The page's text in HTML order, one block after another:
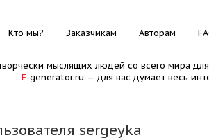
Кто мы? Заказчикам Авторам
мыслящих людей со всего мира
E-generator.ru — для вас думает весь
sergeyka